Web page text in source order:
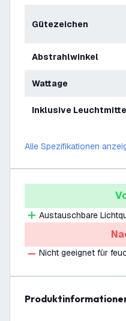
Gütezeichen
Abstrahlwinkel
Wattage
Inklusive
Alle Spezifikationen
Austauschbare
Nicht geeignet für